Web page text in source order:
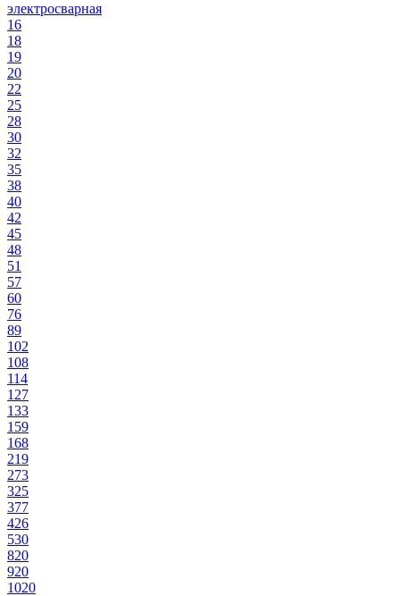
электросварная
16
18
19
20
22
25
28
30
32
35
38
40
42
45
48
51
57
60
76
89
102
108
114
127
133
159
168
219
273
325
377
426
530
820
920
1020